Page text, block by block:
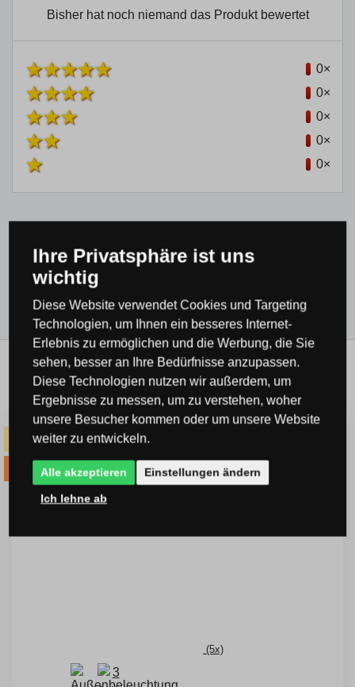
Bisher hat noch niemand das Produkt bewertet
0×
0×
0×
0×
0×
Produktkategorie
Verwandte Produkte
-14% Code SOMMER
-20% Code VIP20DE
(5x)
Ihre Privatsphäre ist uns
wichtig
Diese Website verwendet Cookies und Targeting
Technologien, um Ihnen ein besseres Internet-
Erlebnis zu ermöglichen und die Werbung, die Sie
sehen, besser an Ihre Bedürfnisse anzupassen.
Diese Technologien nutzen wir außerdem, um
Ergebnisse zu messen, um zu verstehen, woher
unsere Besucher kommen oder um unsere Website
weiter zu entwickeln.
Alle akzeptieren Einstellungen ändern
Ich lehne ab